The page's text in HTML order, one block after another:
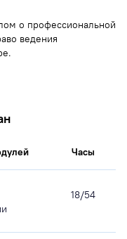
о профессиональной
ведения
Часы
18/54